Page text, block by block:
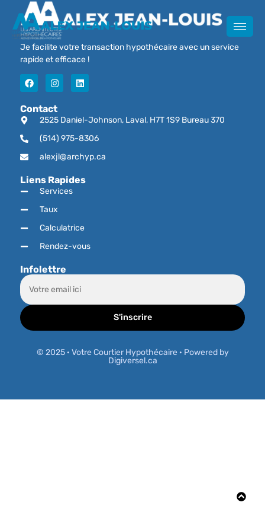
Je facilite votre transaction hypothécaire avec un service
rapide et efficace !
Contact
2525 Daniel-Johnson, Laval, H7T 1S9 Bureau 370
(514) 975-8306
alexjl@archyp.ca
Liens Rapides
Services
Taux
Calculatrice
Rendez-vous
Infolettre
S'inscrire
© 2025 · Votre Courtier Hypothécaire · Powered by
Digiversel.ca